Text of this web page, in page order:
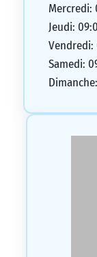
Mercredi:
Jeudi:
Vendredi:
Samedi: